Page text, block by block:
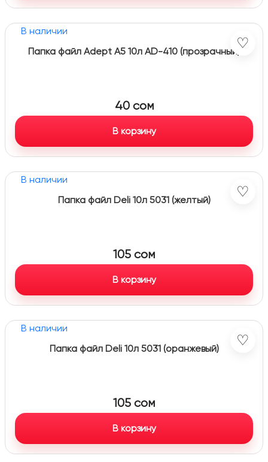
В наличии
♡
Папка файл Adept А5 10л AD-410 (прозрачный)
40 сом
В корзину
В наличии
♡
Папка файл Deli 10л 5031 (желтый)
105 сом
В корзину
В наличии
♡
Папка файл Deli 10л 5031 (оранжевый)
105 сом
В корзину